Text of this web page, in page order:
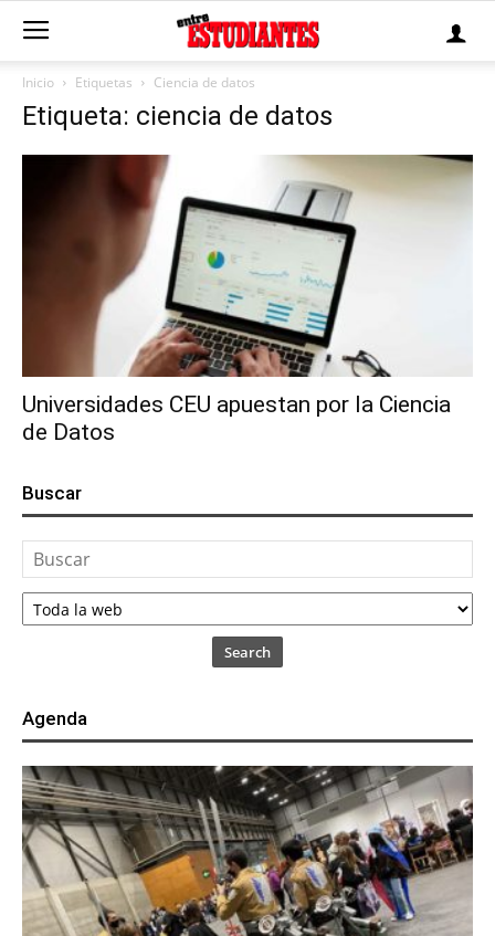
Inicio Etiquetas Ciencia de datos
Etiqueta: ciencia de datos
Universidades CEU apuestan por la Ciencia
de Datos
Buscar
Search
Agenda